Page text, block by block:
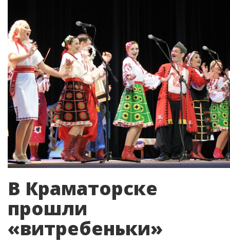
В Краматорске
прошли
«витребеньки»